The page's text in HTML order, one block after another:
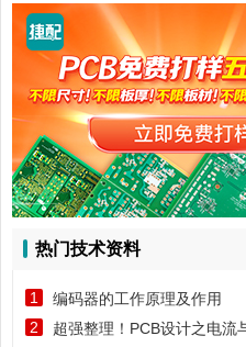
热门技术资料
编码器的工作原理及作用
1
超强整理！PCB设计之电流
2